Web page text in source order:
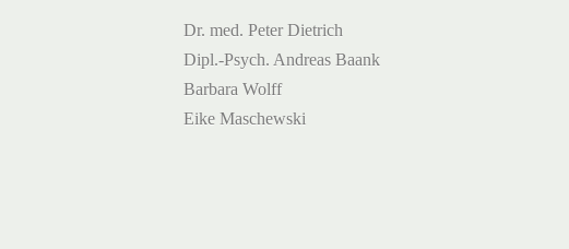
Dr. med. Peter Dietrich
Dipl.-Psych. Andreas Baank
Barbara Wolff
Eike Maschewski